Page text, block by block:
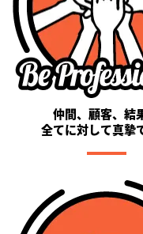
仲間、顧客、結
全てに対して真摯